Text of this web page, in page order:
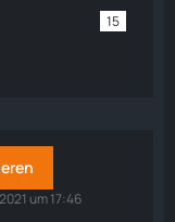
15
um 17:46